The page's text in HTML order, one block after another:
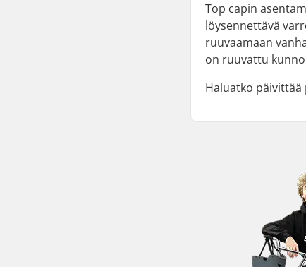
Top capin
löysennettävä
ruuvaamaan
on ruuvattu
Haluatko päivittää